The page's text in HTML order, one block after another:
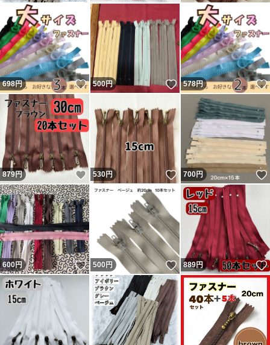
698円 いいね！
500円 いいね！
578円
879円 いいね！
530円 いいね！
700円
600円 いいね！
500 円 いいね！
889円